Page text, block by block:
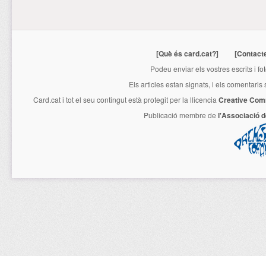
[Què és card.cat?]
Podeu enviar els vostres escrits i
Els articles estan signats, i els
Card.cati tot el seu contingut està protegit per la llicencia Creative
Publicació membre de l'Associació